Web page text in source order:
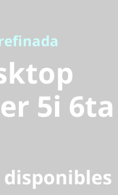
5i 6ta
5i 6ta
disponibles